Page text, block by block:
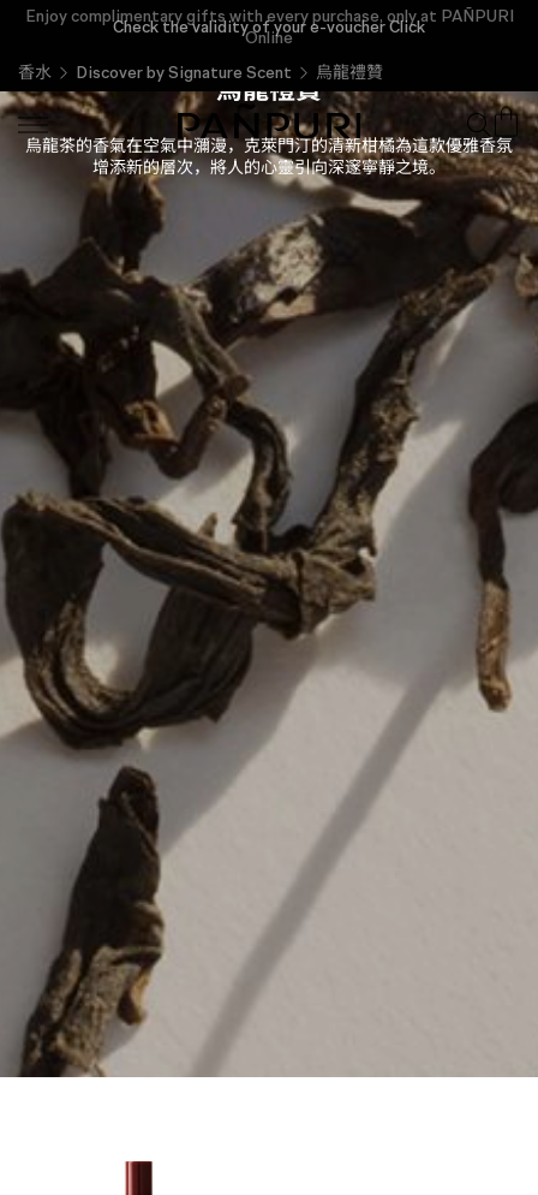
Check the validity of your e-voucher Click
Enjoy complimentary gifts with every purchase, only at PAÑPURI
Online
香水
Discover by Signature Scent 烏龍禮贊
烏龍禮贊
烏龍茶的香氣在空氣中瀰漫，克萊門汀的清新柑橘為這款優雅香氛
增添新的層次，將人的心靈引向深邃寧靜之境。